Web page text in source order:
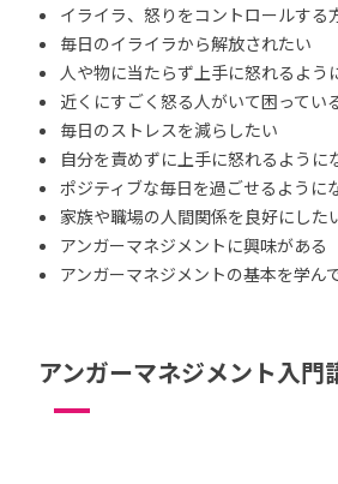
イライラ、怒りをコントロールする
毎日のイライラから解放されたい
人や物に当たらず上手に怒れるよう
近くにすごく怒る人がいて困ってい
毎日のストレスを減らしたい
自分を責めずに上手に怒れるように
ポジティブな毎日を過ごせるように
家族や職場の人間関係を良好にした
アンガーマネジメントに興味がある
アンガーマネジメントの基本を学
アンガーマネジメント入門